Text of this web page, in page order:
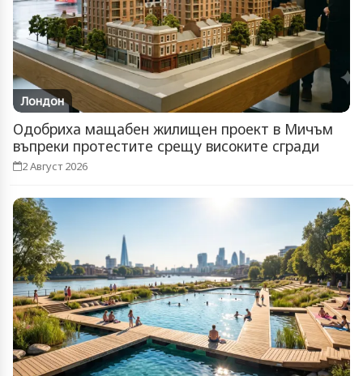
Лондон
Одобриха мащабен жилищен проект в Мичъм
въпреки протестите срещу високите сгради
2 Август 2026